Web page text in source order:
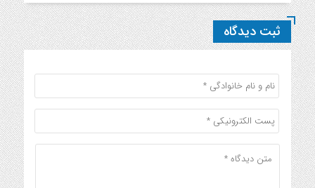
ثبت دیدگاه